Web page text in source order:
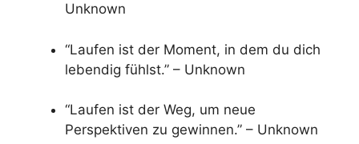
Unknown
“Laufen ist der Moment, in dem du dich
lebendig fühlst.” – Unknown
“Laufen ist der Weg, um neue
Perspektiven zu gewinnen.” – Unknown